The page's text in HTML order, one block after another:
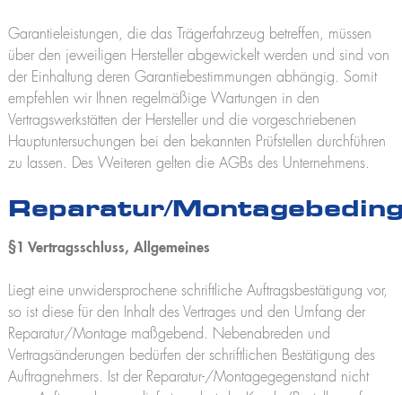
Garantieleistungen, die das Trägerfahrzeug betreffen, müssen
über den jeweiligen Hersteller abgewickelt werden und sind von
der Einhaltung deren Garantiebestimmungen abhängig. Somit
empfehlen wir Ihnen regelmäßige Wartungen in den
Vertragswerkstätten der Hersteller und die vorgeschriebenen
Hauptuntersuchungen bei den bekannten Prüfstellen durchführen
zu lassen. Des Weiteren gelten die AGBs des Unternehmens.
Reparatur/
§1 Vertragsschluss, Allgemeines
Liegt eine unwidersprochene schriftliche Auftragsbestätigung vor,
so ist diese für den Inhalt des Vertrages und den Umfang der
Reparatur/Montage maßgebend. Nebenabreden und
Vertragsänderungen bedürfen der schriftlichen Bestätigung des
Auftragnehmers. Ist der Reparatur-/Montagegegenstand nicht